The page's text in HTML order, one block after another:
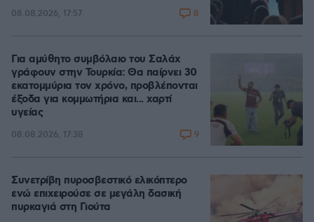
08.08.2026, 17:57 8
Για αμύθητο συμβόλαιο του Σαλάχ
γράφουν στην Τουρκία: Θα παίρνει 30
εκατομμύρια τον χρόνο, προβλέπονται
έξοδα για κομμωτήρια και... χαρτί
υγείας
08.08.2026, 17:38 9
Συνετρίβη πυροσβεστικό ελικόπτερο
ενώ επιχειρούσε σε μεγάλη δασική
πυρκαγιά στη Γιούτα